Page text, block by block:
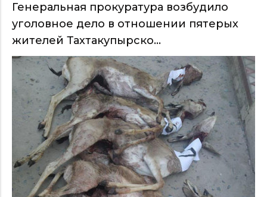
Генеральная прокуратура возбудило
уголовное дело в отношении пятерых
жителей Тахтакупырско...